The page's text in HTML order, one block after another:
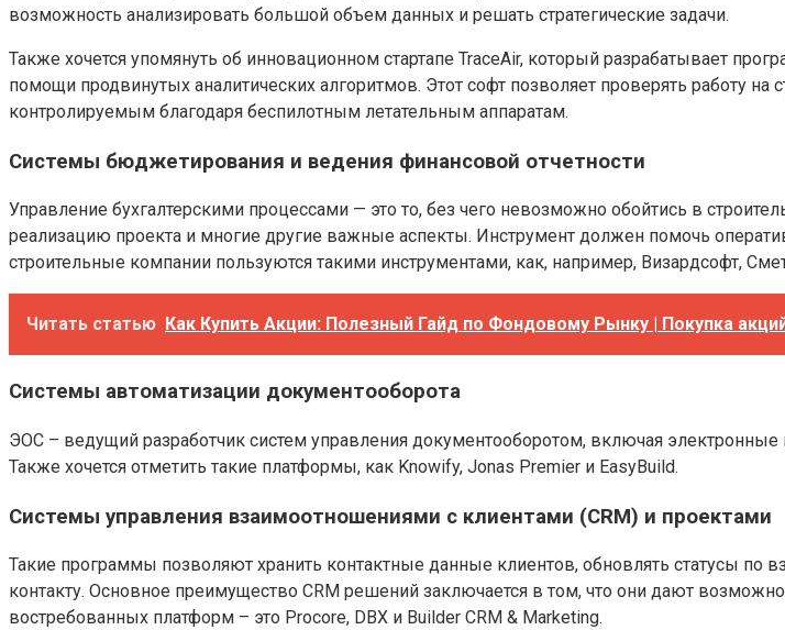
возможность анализировать большой объем данных и решать стратегические задачи.
Также хочется упомянуть об инновационном стартапе TraceAir, который разрабатывает
помощи продвинутых аналитических алгоритмов. Этот софт позволяет проверять работу
контролируемым благодаря беспилотным летательным аппаратам.
Системы бюджетирования и ведения финансовой отчетности
Управление бухгалтерскими процессами — это то, без чего невозможно обойтись в
реализацию проекта и многие другие важные аспекты. Инструмент должен помочь
строительные компании пользуются такими инструментами, как, например, Визардсофт,
Читать статью Как Купить Акции: Полезный Гайд по Фондовому Рынку | Покупка
Системы автоматизации документооборота
ЭОС – ведущий разработчик систем управления документооборотом, включая
Также хочется отметить такие платформы, как Knowify, Jonas Premier и EasyBuild.
Системы управления взаимоотношениями с клиентами (CRM) и проектами
Такие программы позволяют хранить контактные данные клиентов, обновлять статусы
контакту. Основное преимущество CRM решений заключается в том, что они дают
востребованных платформ – это Procore, DBX и Builder CRM & Marketing.